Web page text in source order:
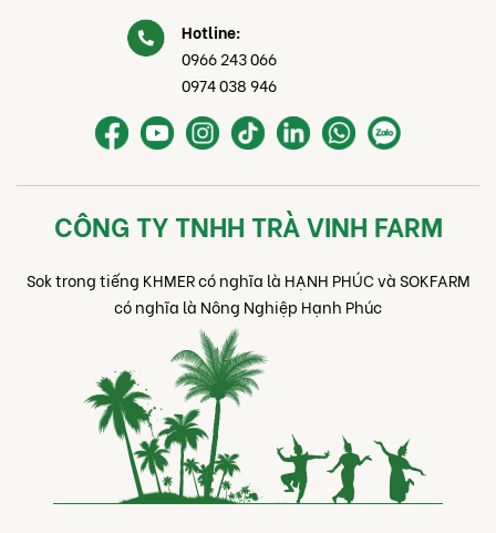
Hotline:
0966 243 066
0974 038 946
CÔNG TY TNHH TRÀ VINH FARM
Sok trong tiếng KHMER có nghĩa là HẠNH PHÚC và SOKFARM
có nghĩa là Nông Nghiệp Hạnh Phúc